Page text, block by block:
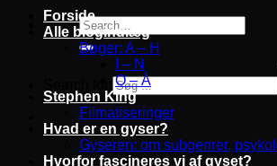
Forside
Alle blogindlæg
Bøger: A – H
I – N
O – Å
Stephen King
Filmatiseringer
Hvad er en gyser?
Gyseren: om subgenrer,
Hvorfor fascineres vi af gyset?